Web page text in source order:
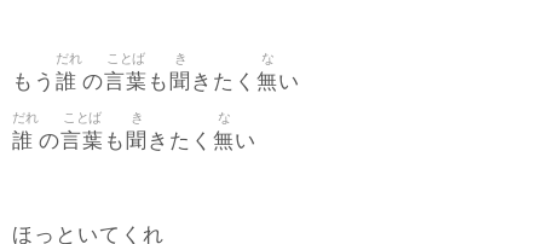
もう 誰
だれ
の言葉
ことば
も 聞
き
きたく 無
な
い
誰
だれ
の言葉
ことば
も 聞
き
きたく 無
な
い
ほっといてくれ